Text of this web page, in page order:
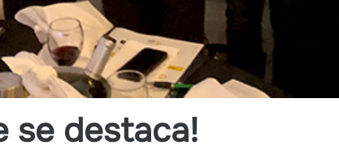
se destaca!